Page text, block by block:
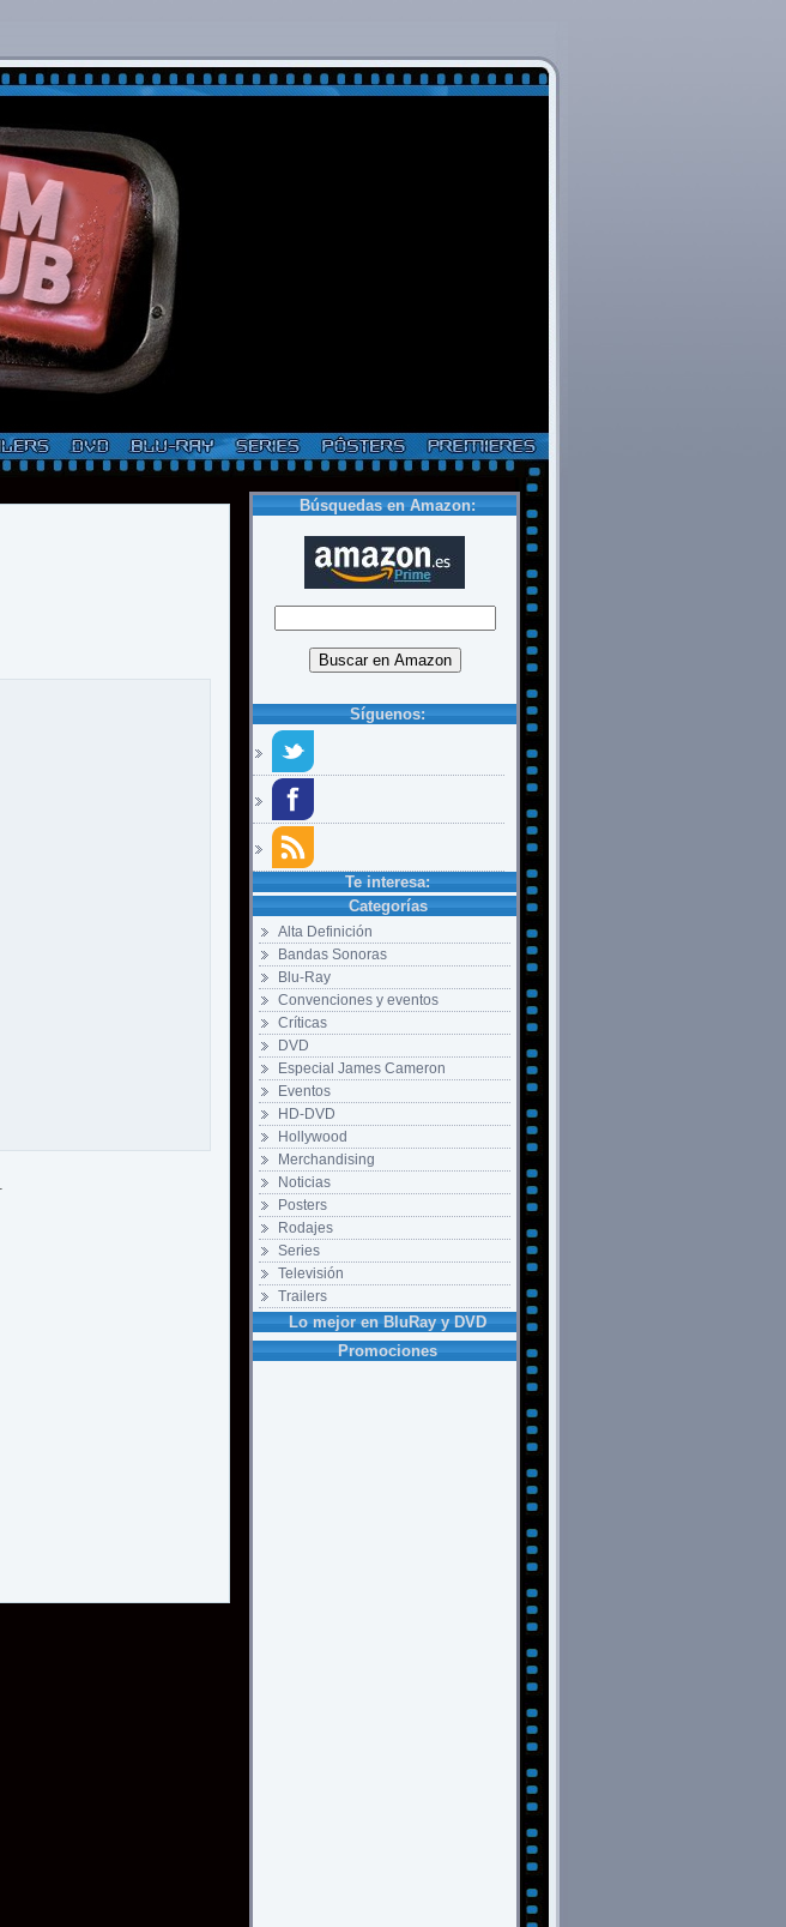
Búsquedas en Amazon:
Síguenos:
Te interesa:
Categorías
Alta Definición
Bandas Sonoras
Blu-Ray
Convenciones y eventos
Críticas
DVD
Especial James Cameron
Eventos
HD-DVD
Hollywood
Merchandising
Noticias
Posters
Rodajes
Series
Televisión
Trailers
Lo mejor en BluRay y DVD
Promociones